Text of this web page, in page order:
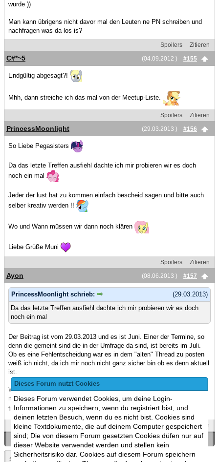
Dieses Forum nutzt Cookies
Dieses Forum verwendet Cookies, um deine Login-
Informationen zu speichern, wenn du registriert bist, und
deinen letzten Besuch, wenn du es nicht bist. Cookies sind
kleine Textdokumente, die auf deinem Computer gespeichert
sind; Die von diesem Forum gesetzten Cookies düfen nur auf
dieser Website verwendet werden und stellen kein
Sicherheitsrisiko dar. Cookies auf diesem Forum speichern
wurde ))
Man kann übrigens nicht davor mal den Leuten ne PN schreiben und
nachfragen was da los is?
Spoilers
Zitieren
(04.09.2012 )
#155
C#*~5
Endgültig abgesagt?!
Mhh, dann streiche ich das mal von der Meetup-Liste.
Spoilers
Zitieren
(29.03.2013 )
#156
PrincessMoonlight
So Liebe Pegasisters
Da das letzte Treffen ausfiehl dachte ich mir probieren wir es doch
noch ein mal
Jeder der lust hat zu kommen einfach bescheid sagen und bitte auch
selber kreativ werden !!
Wo und Wann müssen wir dann noch klären
Liebe Grüße Muni
Spoilers
Zitieren
(08.06.2013 )
#157
Ayon
(29.03.2013)
PrincessMoonlight schrieb:
Da das letzte Treffen ausfiehl dachte ich mir probieren wir es doch
noch ein mal
Der Beitrag ist vom 29.03.2013 und es ist Juni. Einer der Termine, so
denn die gemeint sind die in der Umfrage da sind, ist bereits im Juli.
Ob es eine Fehlentscheidung war es in dem "alten" Thread zu posten
weiß ich nicht, da ich mir noch nicht ganz sicher bin ob es denn aktuell
ist.
Wie ich aber bereits einmal kund getan habe finde ich, auch wenn es
mich ja nichts angeht, eine ganz gute Idee und dachte daher an einen
freundlichen *bump*
Spoilers Zitieren
«Ein Thema zurück|Ein Thema vor»
Seite: